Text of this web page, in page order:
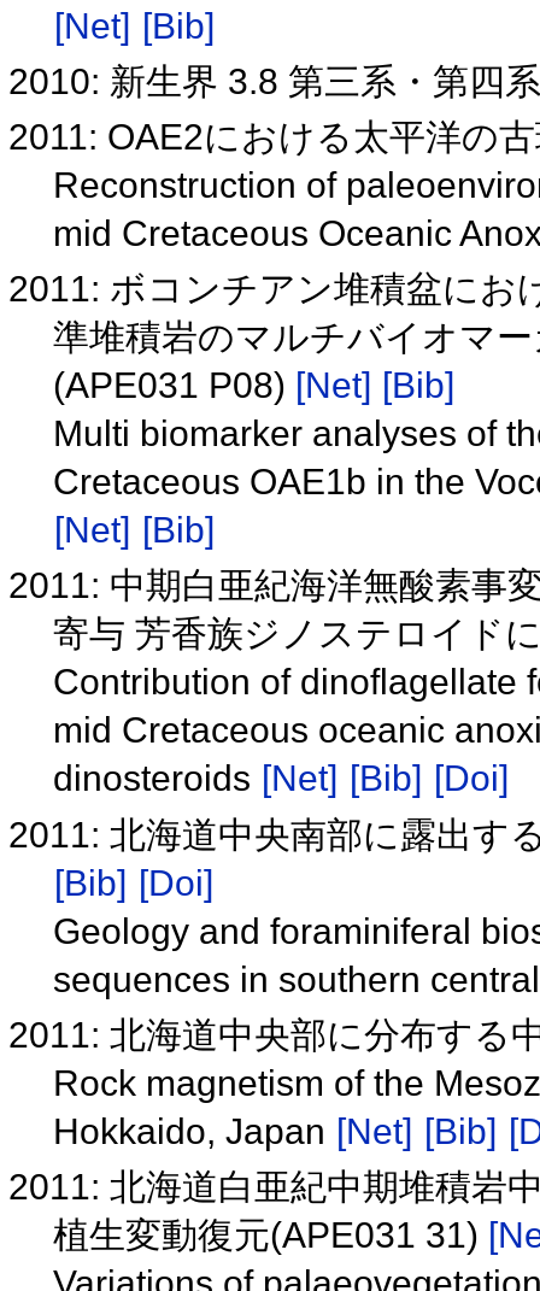
[Net] [Bib]
2010: 新生界 3.8 第三系・第四
2011: OAE2における太平洋の
Reconstruction of
mid Cretaceous Oceanic
2011: ボコンチアン堆積盆にお
準堆積岩のマルチバイオマ
(APE031 P08) [Net] [Bib]
Multi biomarker analyses of
Cretaceous OAE1b in the
[Net] [Bib]
2011: 中期白亜紀海洋無酸素事
寄与 芳香族ジノステロイド
Contribution of dinoflagellate
mid Cretaceous oceanic
dinosteroids [Net] [Bib] [Doi]
2011: 北海道中央南部に露出す
[Bib] [Doi]
Geology and foraminiferal
sequences in southern
2011: 北海道中央部に分布する
Rock magnetism of the
Hokkaido, Japan [Net] [Bib]
2011: 北海道白亜紀中期堆積岩
植生変動復元(APE031 31)
Variations of